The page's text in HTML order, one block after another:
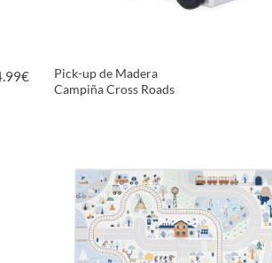
€
Pick-up de Madera
Campiña Cross Roads